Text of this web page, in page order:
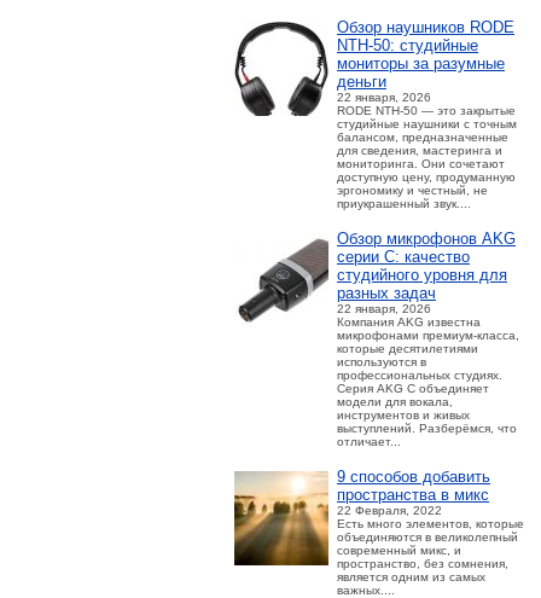
Обзор наушников RODE
NTH-50: студийные
мониторы за разумные
деньги
22 января, 2026
RODE NTH-50 — это закрытые
студийные наушники с точным
балансом, предназначенные
для сведения, мастеринга и
мониторинга. Они сочетают
доступную цену, продуманную
эргономику и честный, не
приукрашенный звук....
Обзор микрофонов AKG
серии C: качество
студийного уровня для
разных задач
22 января, 2026
Компания AKG известна
микрофонами премиум-класса,
которые десятилетиями
используются в
профессиональных студиях.
Серия AKG C объединяет
модели для вокала,
инструментов и живых
выступлений. Разберёмся, что
отличает...
9 способов добавить
пространства в микс
22 Февраля, 2022
Есть много элементов, которые
объединяются в великолепный
современный микс, и
пространство, без сомнения,
является одним из самых
важных....